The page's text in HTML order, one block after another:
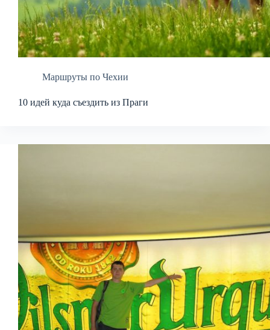
Маршруты по Чехии
10 идей куда съездить из Праги